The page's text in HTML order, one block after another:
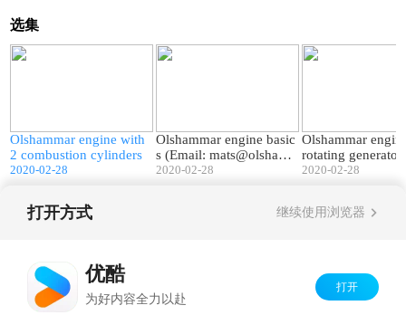
选集
Olshammar engine with
2 combustion cylinders
2020-02-28
Olshammar engine basic
s (Email: mats@olsham
mar.se)
2020-02-28
Olshammar
rotating
- Patent: SE 541
2020-02-28
打开方式 继续使用浏览器
优酷
为好内容全力以赴
打开